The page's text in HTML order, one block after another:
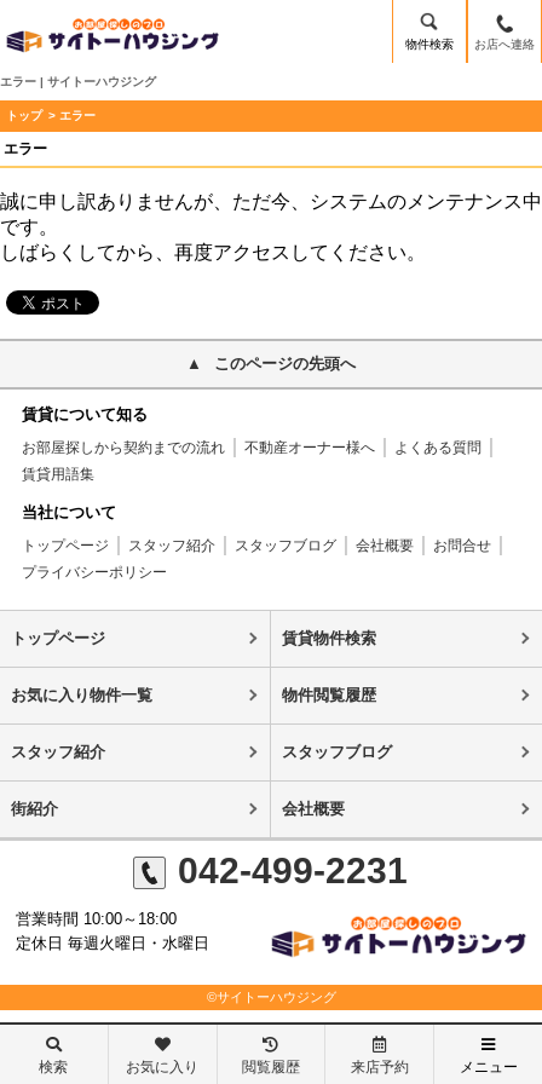
物件検索 お店へ連絡
エラー | サイトーハウジング
トップ > エラー
エラー
誠に申し訳ありませんが、ただ今、システムのメンテナンス中
です。
しばらくしてから、再度アクセスしてください。
このページの先頭へ
賃貸について知る
お部屋探しから契約までの流れ 不動産オーナー様へ
よくある質問
賃貸用語集
当社について
トップページ スタッフ紹介 スタッフブログ 会社概要
お問合せ
プライバシーポリシー
トップページ 賃貸物件検索
お気に入り物件一覧 物件閲覧履歴
スタッフ紹介 スタッフブログ
街紹介 会社概要
042-499-2231
営業時間 10:00～18:00
定休日 毎週火曜日・水曜日
©サイトーハウジング
検索 お気に入り 閲覧履歴 来店予約 メニュー